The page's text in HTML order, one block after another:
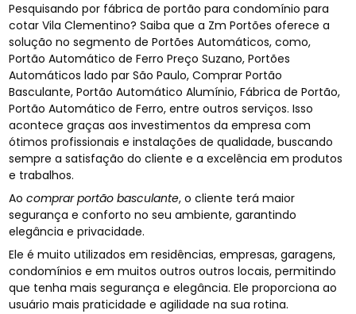
Pesquisando por fábrica de portão para condomínio para
cotar Vila Clementino? Saiba que a Zm Portões oferece a
solução no segmento de Portões Automáticos, como,
Portão Automático de Ferro Preço Suzano, Portões
Automáticos lado par São Paulo, Comprar Portão
Basculante, Portão Automático Alumínio, Fábrica de Portão,
Portão Automático de Ferro, entre outros serviços. Isso
acontece graças aos investimentos da empresa com
ótimos profissionais e instalações de qualidade, buscando
sempre a satisfação do cliente e a excelência em produtos
e trabalhos.
Aocomprar portão basculante, o cliente terá maior
segurança e conforto no seu ambiente, garantindo
elegância e privacidade.
Ele é muito utilizados em residências, empresas, garagens,
condomínios e em muitos outros outros locais, permitindo
que tenha mais segurança e elegância. Ele proporciona ao
usuário mais praticidade e agilidade na sua rotina.